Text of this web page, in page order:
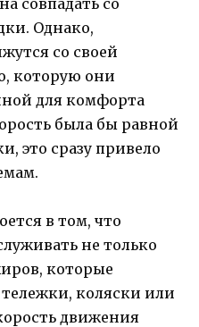
Однако,
со своей
которую они
для комфорта
была бы равной
это сразу привело
в том, что
не только
которые
коляски или
движения